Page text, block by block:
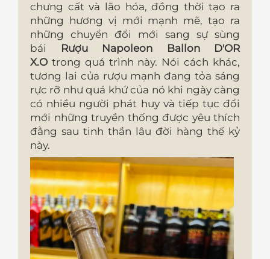
chưng cất và lão hóa, đồng thời tạo ra
những hương vị mới mạnh mẽ, tạo ra
những chuyển đổi mới sang sự sùng
bái
Rượu Napoleon Ballon D'OR
X.O trong quá trình này. Nói cách khác,
tương lai của rượu mạnh đang tỏa sáng
rực rỡ như quá khứ của nó khi ngày càng
có nhiều người phát huy và tiếp tục đổi
mới những truyền thống được yêu thích
đằng sau tinh thần lâu đời hàng thế kỷ
này.